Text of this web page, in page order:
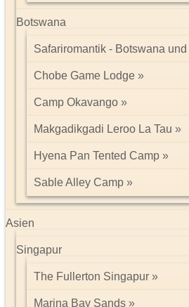
Botswana
Safariromantik - Botswana
Chobe Game Lodge
Camp Okavango
Makgadikgadi Leroo La Tau
Hyena Pan Tented Camp
Sable Alley Camp
Asien
Singapur
The Fullerton Singapur
Marina Bay Sands